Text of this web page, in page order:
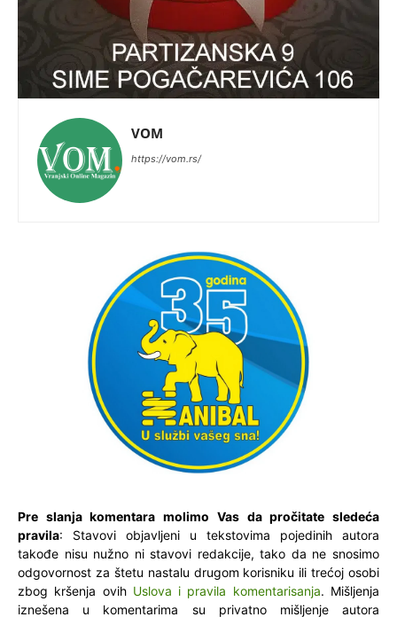
VOM
https://vom.rs/
Pre slanja komentara molimo Vas da pročitate sledeća
pravila: Stavovi objavljeni u tekstovima pojedinih autora
takođe nisu nužno ni stavovi redakcije, tako da ne snosimo
odgovornost za štetu nastalu drugom korisniku ili trećoj osobi
zbog kršenja ovih Uslova i pravila komentarisanja. Mišljenja
iznešena u komentarima su privatno mišljenje autora